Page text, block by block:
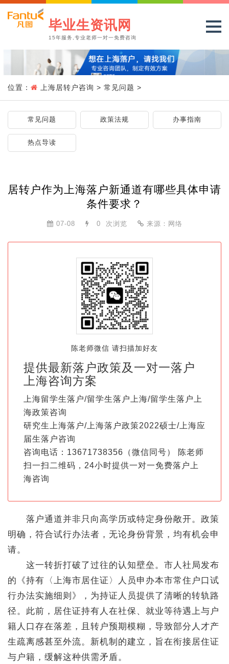
毕业生资讯网
15年服务,专业老师一对一免费咨询
位置： 上海居转户咨询 > 常见问题 >
常见问题 政策法规 办事指南
热点导读
居转户作为上海落户新通道有哪些具体申请
条件要求？
07-08 0 次浏览 来源：网络
陈老师微信 请扫描加好友
提供最新落户政策及一对一落户
上海咨询方案
上海留学生落户/留学生落户上海/留学生落户上
海政策咨询
研究生上海落户/上海落户政策2022硕士/上海应
届生落户咨询
咨询电话：13671738356（微信同号） 陈老师
扫一扫二维码，24小时提供一对一免费落户上
海咨询
落户通道并非只向高学历或特定身份敞开。政策
明确，符合试行办法者，无论身份背景，均有机会申
请。
这一转折打破了过往的认知壁垒。市人社局发布
的《持有〈上海市居住证〉人员申办本市常住户口试
行办法实施细则》，为持证人员提供了清晰的转轨路
径。此前，居住证持有人在社保、就业等待遇上与户
籍人口存在落差，且转户预期模糊，导致部分人才产
生疏离感甚至外流。新机制的建立，旨在衔接居住证
与户籍，缓解这种供需矛盾。